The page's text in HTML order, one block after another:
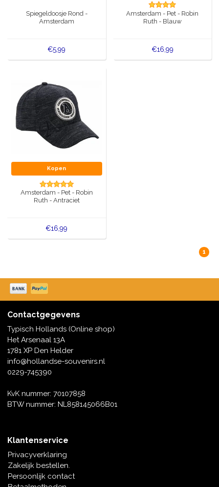
Spiegeldoosje Rond -
Amsterdam
€5,99
Amsterdam - Pet - Robin
Ruth - Blauw
€16,99
Kopen
Amsterdam - Pet - Robin
Ruth - Antraciet
€16,99
1
Contactgegevens
Typisch Hollands (Online shop)
Het Arsenaal 13A
1781 XP Den Helder
info@hollandse-souvenirs.nl
0229-745390
KvK nummer: 70107858
BTW nummer: NL858145066B01
Klantenservice
Privacyverklaring
Zakelijk bestellen.
Persoonlijk contact